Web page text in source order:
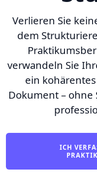
Verlieren Sie
dem
verwandeln Sie
ein
Dokument –
ICH